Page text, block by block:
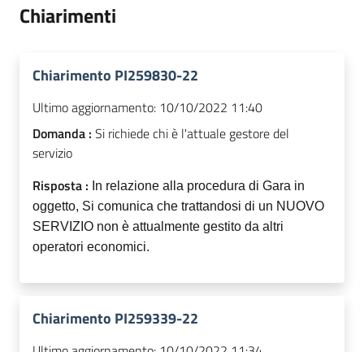
Chiarimenti
Chiarimento PI259830-22
Ultimo aggiornamento: 10/10/2022 11:40
Domanda : Si richiede chi è l'attuale gestore del
servizio
Risposta : In relazione alla procedura di Gara in
oggetto, Si comunica che trattandosi di un NUOVO
SERVIZIO non è attualmente gestito da altri
operatori economici.
Chiarimento PI259339-22